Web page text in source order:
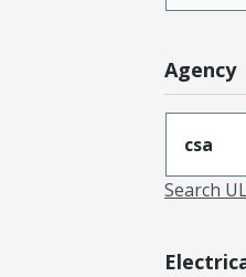
Agency
csa
Search